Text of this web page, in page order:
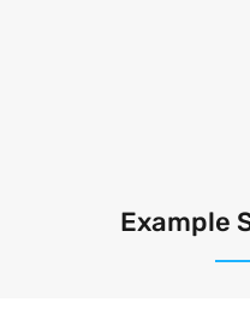
Example